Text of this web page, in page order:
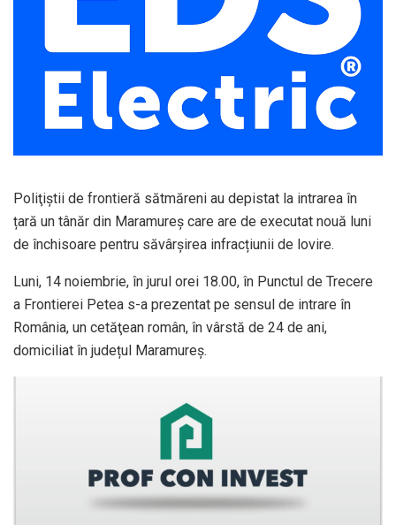
Poliţiştii de frontieră sătmăreni au depistat la intrarea în
țară un tânăr din Maramureș care are de executat nouă luni
de închisoare pentru săvârșirea infracțiunii de lovire.
Luni, 14 noiembrie, în jurul orei 18.00, în Punctul de Trecere
a Frontierei Petea s-a prezentat pe sensul de intrare în
România, un cetăţean român, în vârstă de 24 de ani,
domiciliat în județul Maramureș.